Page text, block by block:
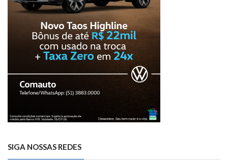
SIGA NOSSAS REDES